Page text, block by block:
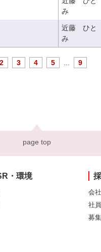
み
近藤 ひと
み
2 3 4 5 9
page top
・環境
会
社
募